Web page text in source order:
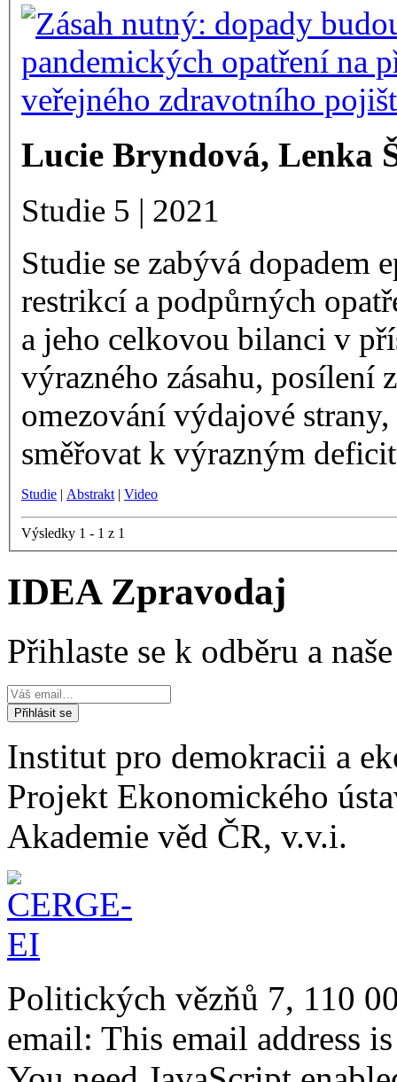
Lucie Bryndová, Lenka
Studie 5 | 2021
Studie se zabývá dopadem
restrikcí a podpůrných
a jeho celkovou bilanci v
výrazného zásahu, posílení
omezování výdajové
směřovat k výrazným
Studie | Abstrakt | Video
Výsledky 1 - 1 z 1
IDEA Zpravodaj
Přihlaste se k odběru a
Institut pro demokracii a
Projekt Ekonomického
Akademie věd ČR, v.v.i.
Politických vězňů 7, 110
email: This email address